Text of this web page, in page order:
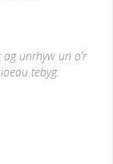
ag unrhyw un o’r
tebyg.